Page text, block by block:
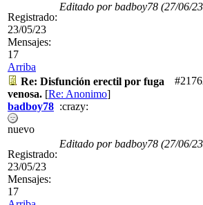
Registrado:
23/05/23
Mensajes:
17
Editado por badboy78 (27/06/23
Arriba
Re: Disfunción erectil por fuga
venosa. [Re: Anonimo]
badboy78
nuevo
Registrado:
23/05/23
Mensajes:
17
:crazy:
Editado por badboy78 (27/06/23